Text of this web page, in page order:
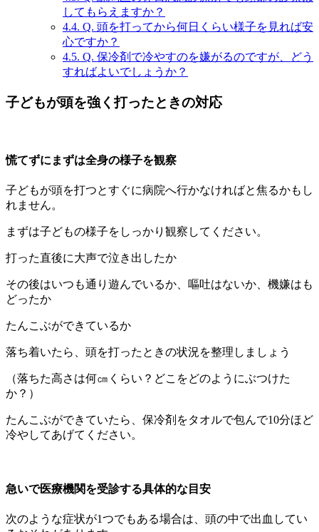
してもらえますか？
4.4. Q. 頭を打ってから何日くらい様子を見れば安
心ですか？
4.5. Q. 保冷剤で冷やすのを嫌がるのですが、どう
すればよいでしょうか？
子どもが頭を強く打ったときの対応
慌てずにまずは全身の様子を観察
子どもが頭を打つとすぐに病院へ行かなければと焦るかもし
れません。
まずは子どもの様子をしっかり観察してください。
打った直後に大声で泣き出したか
その後はいつも通り遊んでいるか、嘔吐はないか、機嫌はも
どったか
たんこぶができているか
落ち着いたら、頭を打ったときの状況を整理しましょう
（落ちた高さは何㎝くらい？どこをどのようにぶつけた
か？）
たんこぶができていたら、保冷剤をタオルで包んで10分ほど
冷やしてあげてください。
急いで医療機関を受診する具体的な目安
次のような症状が1つでもある場合は、頭の中で出血してい